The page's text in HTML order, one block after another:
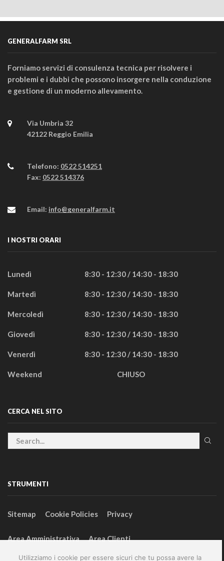
Utilizziamo i cookie per essere sicuri che tu possa avere la
GENERALFARM SRL
Forniamo servizi di consulenza tecnica per risolvere i
problemi e i dubbi che possono insorgere nella conduzione
e gestione di un moderno allevamento.
Via Umbria 32
42122 Reggio Emilia
Telefono: 0522 514251
Fax: 0522 514376
Email: info@generalfarm.it
I NOSTRI ORARI
Lunedì 8:30 - 12:30 / 14:30 - 18:30
Martedì 8:30 - 12:30 / 14:30 - 18:30
Mercoledì 8:30 - 12:30 / 14:30 - 18:30
Giovedì 8:30 - 12:30 / 14:30 - 18:30
Venerdì 8:30 - 12:30 / 14:30 - 18:30
Weekend CHIUSO
CERCA NEL SITO
STRUMENTI
Sitemap Cookie Policies Privacy
Area Amministrativa Area Clienti